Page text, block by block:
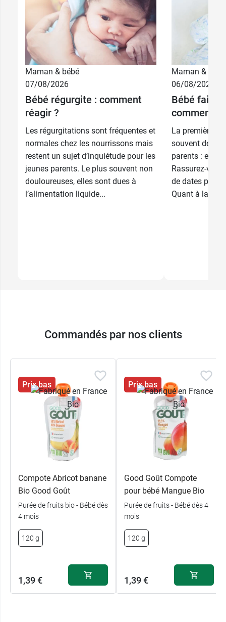
Maman & bébé
07/08/2026
Bébé régurgite : comment
réagir ?
Les régurgitations sont fréquentes et
normales chez les nourrissons mais
restent un sujet d’inquiétude pour les
jeunes parents. Le plus souvent non
douloureuses, elles sont dues à
l’alimentation liquide...
Maman & bébé
06/08/2026
Bébé fait
comment
La première
souvent de
parents : est-
Rassurez-
de dates
Quant à la
Commandés par nos clients
Prix bas
Compote Abricot banane
Bio Good Goût
Purée de fruits bio - Bébé dès
4 mois
120 g
1,39 €
Prix bas
Good Goût Compote
pour bébé Mangue Bio
Purée de fruits - Bébé dès 4
mois
120 g
1,39 €